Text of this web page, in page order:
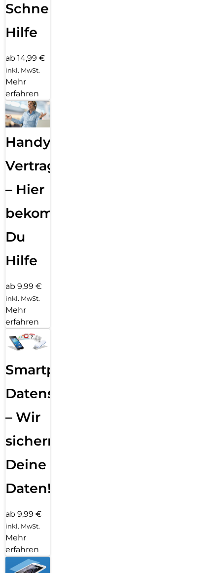
Schnelle
Hilfe
ab 14,99 €
inkl. MwSt.
Mehr
erfahren
Handy
Vertragsabwicklung
– Hier
bekommst
Du
Hilfe
ab 9,99 €
inkl. MwSt.
Mehr
erfahren
Smartphone
Datensicherung
– Wir
sichern
Deine
Daten!
ab 9,99 €
inkl. MwSt.
Mehr
erfahren